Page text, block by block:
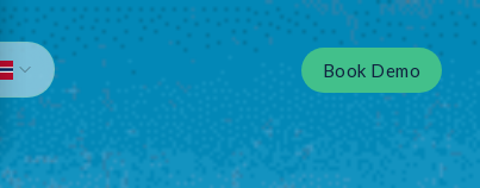
Book Demo